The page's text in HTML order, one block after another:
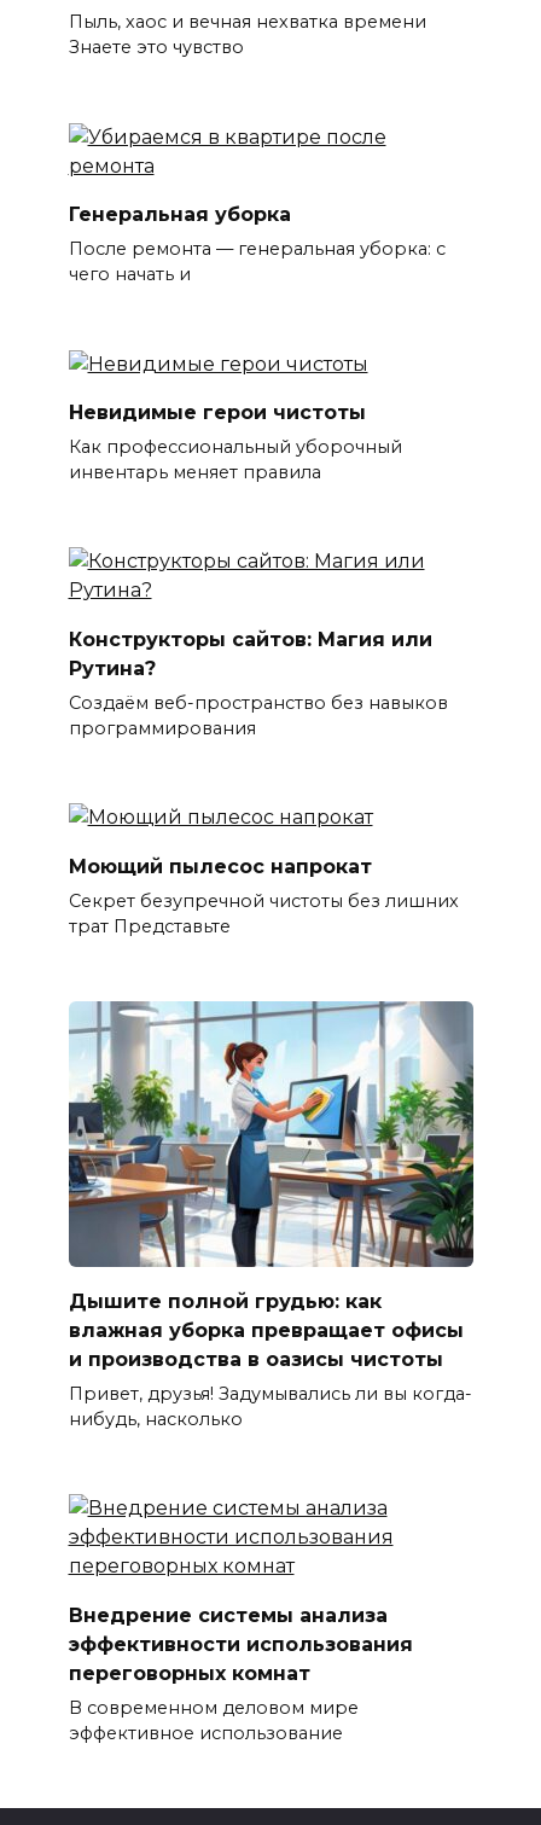
Пыль, хаос и вечная нехватка времени
Знаете это чувство
Генеральная уборка
После ремонта — генеральная уборка: с
чего начать и
Невидимые герои чистоты
Как профессиональный уборочный
инвентарь меняет правила
Конструкторы сайтов: Магия или
Рутина?
Создаём веб-пространство без навыков
программирования
Моющий пылесос напрокат
Секрет безупречной чистоты без лишних
трат Представьте
Дышите полной грудью: как
влажная уборка превращает офисы
и производства в оазисы чистоты
Привет, друзья! Задумывались ли вы когда-
нибудь, насколько
Внедрение системы анализа
эффективности использования
переговорных комнат
В современном деловом мире
эффективное использование